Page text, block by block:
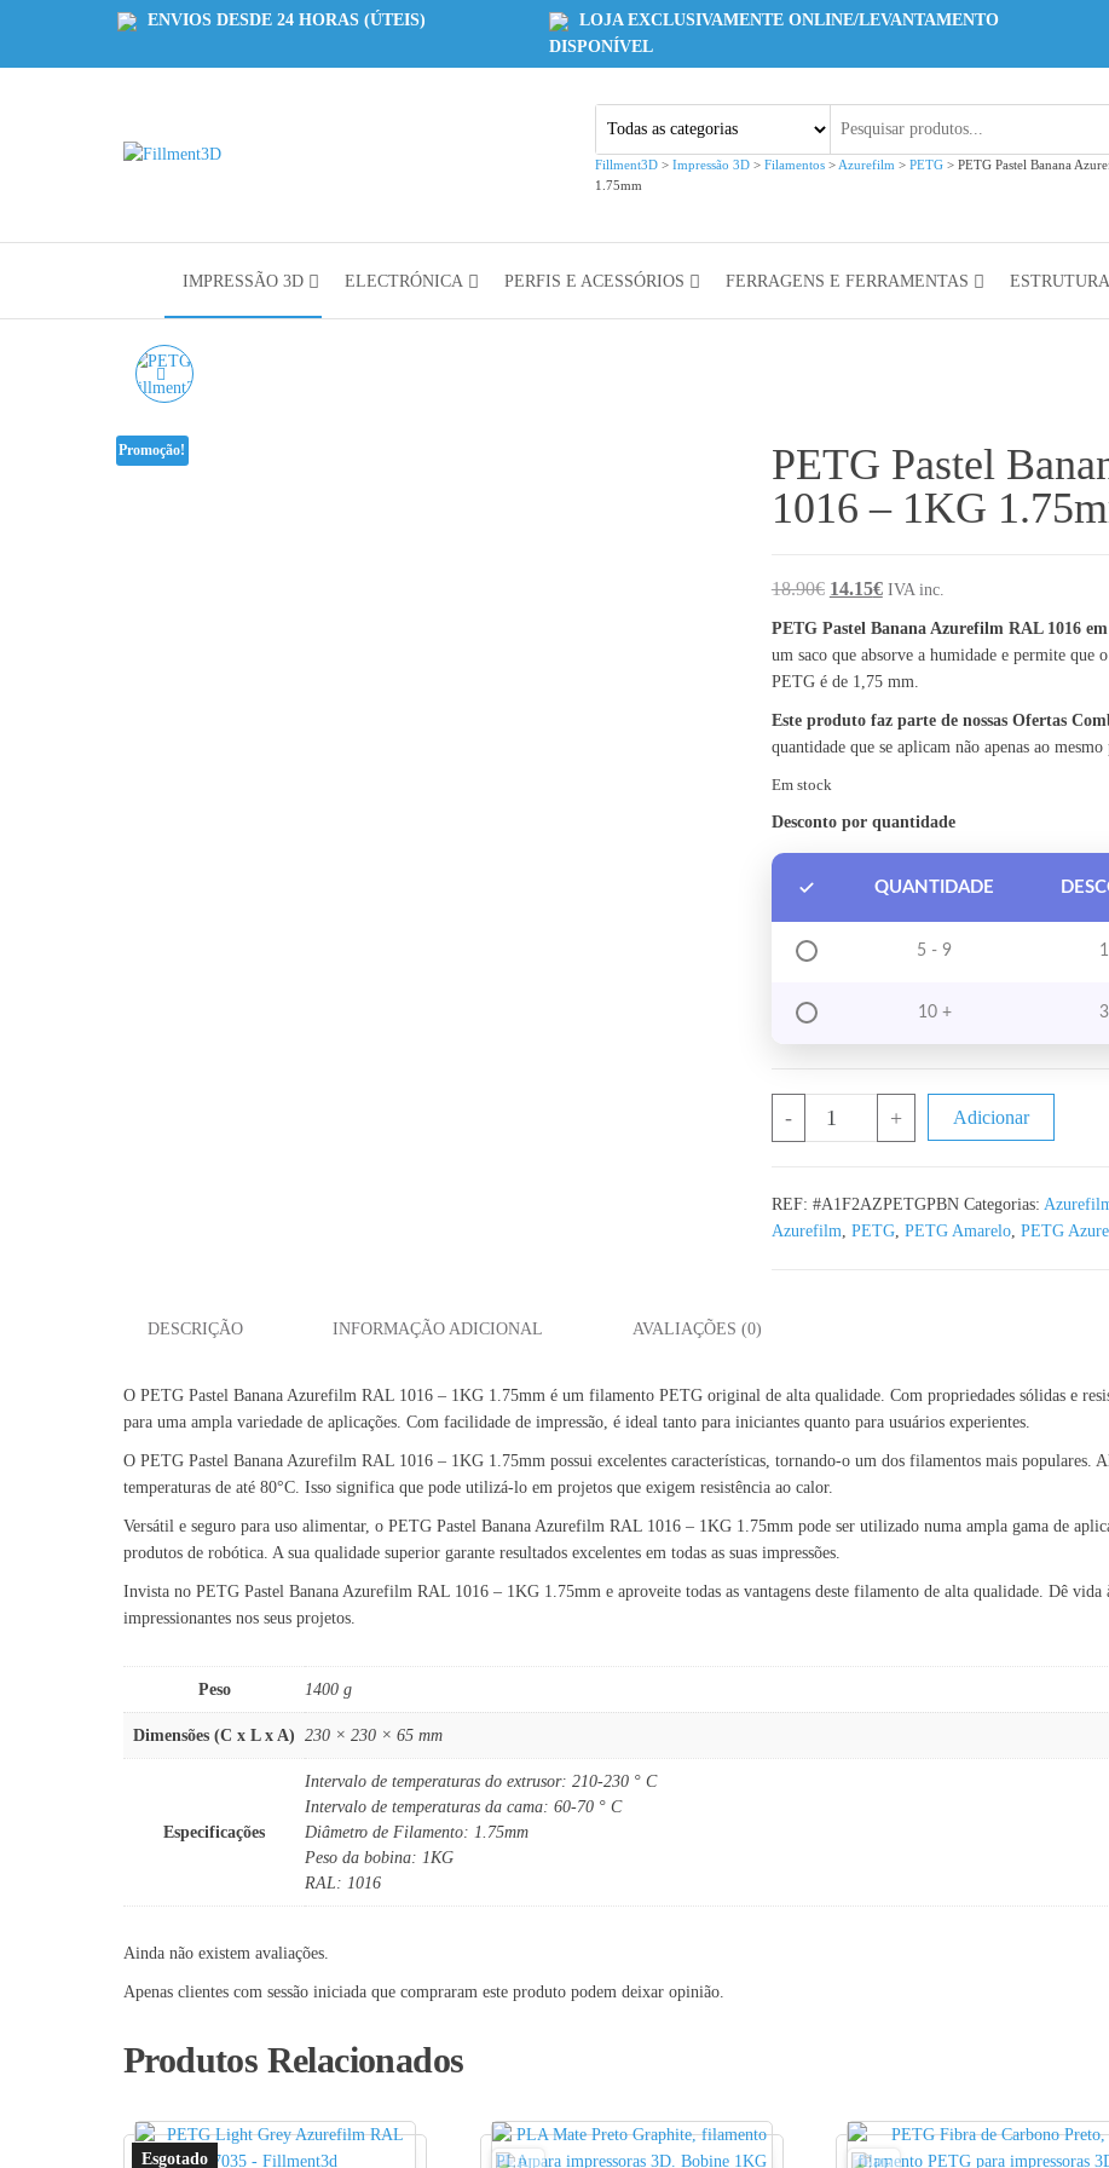
ENVIOS DESDE 24 HORAS (ÚTEIS)
LOJA EXCLUSIVAMENTE ONLINE/LEVANTAMENTO
DISPONÍVEL
Fillment3D > Impressão 3D > Filamentos > Azurefilm > PETG > PETG Pastel Banana
1.75mm
IMPRESSÃO 3D ELECTRÓNICA PERFIS E ACESSÓRIOS FERRAGENS E FERRAMENTAS
Promoção!
PETG Pastel
1016 – 1KG
18.90€ O preço original era: 18.90€.
14.15€O preço atual é: 14.15€.
IVA inc.
PETG Pastel Banana Azurefilm RAL 1016
um saco que absorve a humidade e permite que
PETG é de 1,75 mm.
Este produto faz parte de nossas Ofertas
quantidade que se aplicam não apenas ao
Em stock
Desconto por quantidade
QUANTIDADE
5 - 9
10 +
- + Adicionar
REF: #A1F2AZPETGPBN Categorias:
Azurefilm, PETG, PETG Amarelo, PETG
DESCRIÇÃO INFORMAÇÃO ADICIONAL AVALIAÇÕES (0)
O PETG Pastel Banana Azurefilm RAL 1016 – 1KG 1.75mm é um filamento PETG original de alta qualidade. Com propriedades sólidas e
para uma ampla variedade de aplicações. Com facilidade de impressão, é ideal tanto para iniciantes quanto para usuários experientes.
O PETG Pastel Banana Azurefilm RAL 1016 – 1KG 1.75mm possui excelentes características, tornando-o um dos filamentos mais populares.
temperaturas de até 80°C. Isso significa que pode utilizá-lo em projetos que exigem resistência ao calor.
Versátil e seguro para uso alimentar, o PETG Pastel Banana Azurefilm RAL 1016 – 1KG 1.75mm pode ser utilizado numa ampla gama de
produtos de robótica. A sua qualidade superior garante resultados excelentes em todas as suas impressões.
Invista no PETG Pastel Banana Azurefilm RAL 1016 – 1KG 1.75mm e aproveite todas as vantagens deste filamento de alta qualidade. Dê vida
impressionantes nos seus projetos.
Peso 1400 g
Dimensões (C x L x A) 230 × 230 × 65 mm
Especificações
Intervalo de temperaturas do extrusor: 210-230 ° C
Intervalo de temperaturas da cama: 60-70 ° C
Diâmetro de Filamento: 1.75mm
Peso da bobina: 1KG
RAL: 1016
Ainda não existem avaliações.
Apenas clientes com sessão iniciada que compraram este produto podem deixar opinião.
Produtos Relacionados